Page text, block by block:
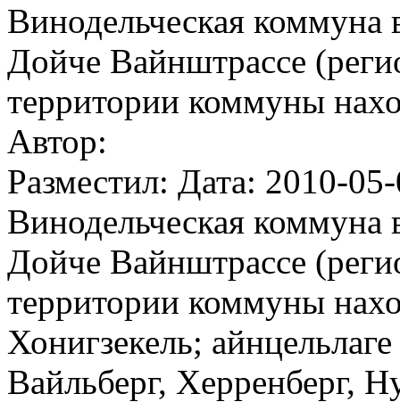
Винодельческая коммуна
Дойче Вайнштрассе
территории коммуны
Автор:
Разместил: Дата: 2010-
Винодельческая коммуна
Дойче Вайнштрассе
территории коммуны
Хонигзекель;
Вайльберг, Херренберг,